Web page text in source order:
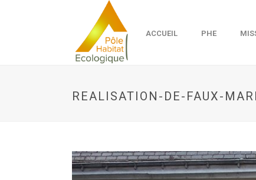
ACCUEIL PHE
REALISATION-DE-FAUX-